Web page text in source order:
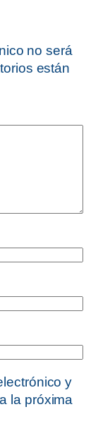
no será
están
y
la próxima